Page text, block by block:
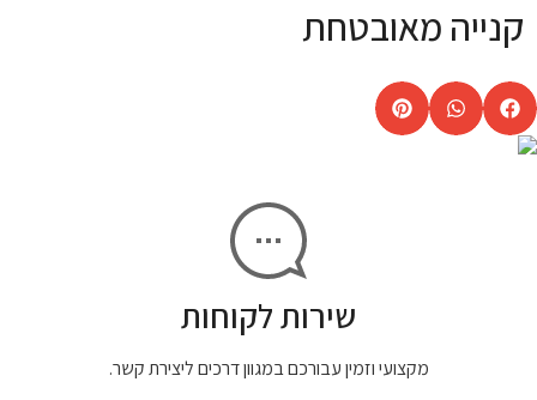
קנייה מאובטחת
שירות לקוחות
מקצועי וזמין עבורכם במגוון דרכים ליצירת קשר.